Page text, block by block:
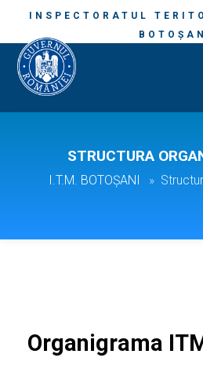
INSPECTORATUL
STRUCTURA
I.T.M. BOTOȘANI
Organigrama